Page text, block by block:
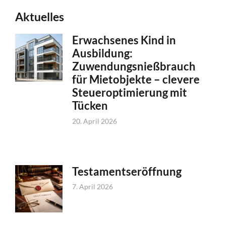
Aktuelles
Erwachsenes Kind in
Ausbildung:
Zuwendungsnießbrauch
für Mietobjekte – clevere
Steueroptimierung mit
Tücken
20. April 2026
Testamentseröffnung
7. April 2026